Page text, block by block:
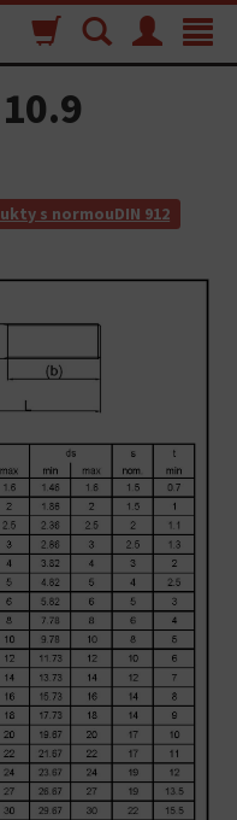
Toggle
Menu
Vyhľadávanie
Nákupný
košík
s normouDIN 912